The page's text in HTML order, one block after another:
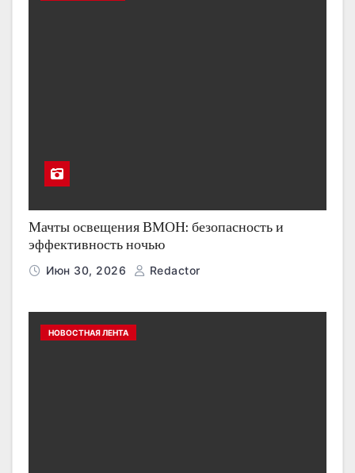
Мачты освещения ВМОН: безопасность и
эффективность ночью
Июн 30, 2026 Redactor
НОВОСТНАЯ ЛЕНТА